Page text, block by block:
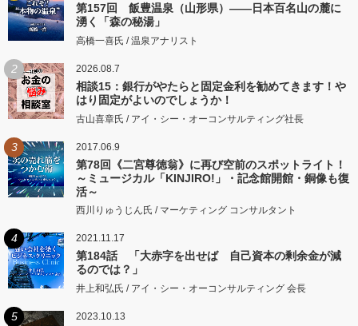
第157回 飯豊温泉（山形県）――日本百名山の麓に
湧く「森の秘湯」
高橋一喜氏 / 温泉アナリスト
2 2026.08.7
相談15：銀行がやたらと固定金利を勧めてきます！や
はり固定がよいのでしょうか！
古山喜章氏 / アイ・シー・オーコンサルティング社長
3 2017.06.9
第78回《二宮尊徳翁》に再び空前のスポットライト！
～ミュージカル「KINJIRO!」・記念館開館・銅像も復
活～
西川りゅうじん氏 / マーケティング コンサルタント
4 2021.11.17
第184話 「大赤字を出せば 自己資本の剰余金が減
るのでは？」
井上和弘氏 / アイ・シー・オーコンサルティング 会長
5 2023.10.13